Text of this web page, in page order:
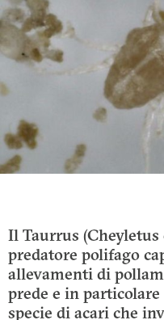
Il Taurrus
predatore polifago
allevamenti di
prede e in
specie di acari che